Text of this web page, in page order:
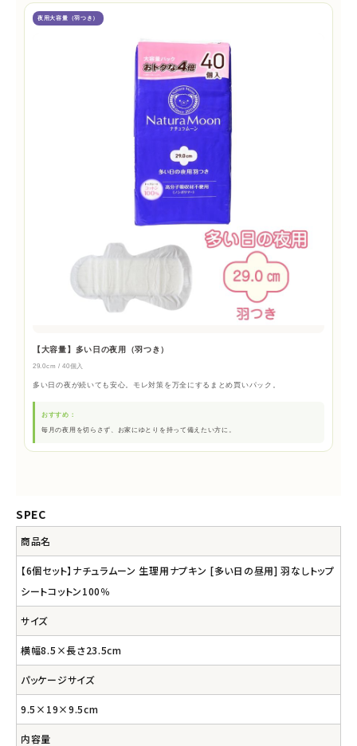
夜用大容量（羽つき）
【大容量】多い日の夜用（羽つき）
29.0cm / 40個入
多い日の夜が続いても安心。モレ対策を万全にするまとめ買いパック。
おすすめ：
毎月の夜用を切らさず、お家にゆとりを持って備えたい方に。
SPEC
商品名
【6個セット】ナチュラムーン 生理用ナプキン [多い日の昼用] 羽なしトップ
シートコットン100％
サイズ
横幅8.5×長さ23.5cm
パッケージサイズ
9.5×19×9.5cm
内容量